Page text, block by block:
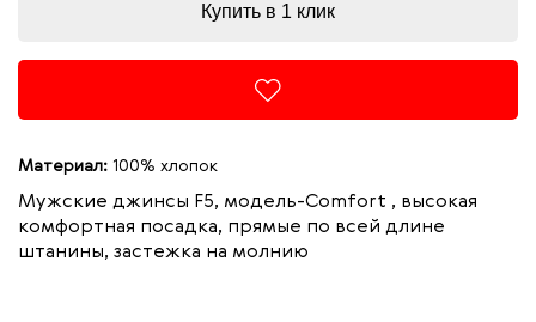
Купить в 1 клик
Материал: 100% хлопок
Мужские джинсы F5, модель-Comfort , высокая
комфортная посадка, прямые по всей длине
штанины, застежка на молнию